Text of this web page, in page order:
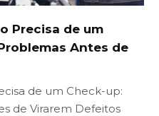
Precisa de um
Antes de
de um Check-up:
de Virarem Defeitos